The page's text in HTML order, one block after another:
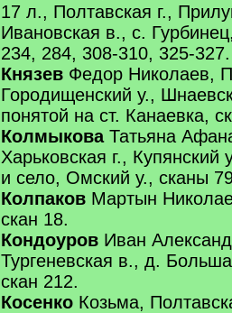
17 л., Полтавская г.,
Ивановская в., с.
234, 284, 308-310, 325-327.
Князев Федор Николаев,
Городищенский у.,
понятой на ст. Канаевка,
КолмыковаТатьяна
Харьковская г., Купянский
и село, Омский у., сканы
Колпаков Мартын
скан 18.
Кондоуров Иван
Тургеневская в., д.
скан 212.
Косенко Козьма,